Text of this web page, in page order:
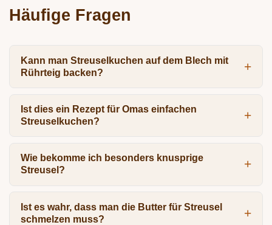
Häufige Fragen
Kann man Streuselkuchen auf dem Blech mit
Rührteig backen?
Ist dies ein Rezept für Omas einfachen
Streuselkuchen?
Wie bekomme ich besonders knusprige
Streusel?
Ist es wahr, dass man die Butter für Streusel
schmelzen muss?